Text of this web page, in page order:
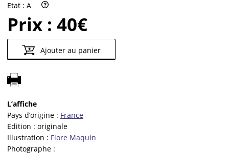
Etat : A
Prix : 40€
Ajouter au panier
L’affiche
Pays d’origine : France
Edition : originale
Illustration : Flore Maquin
Photographe :